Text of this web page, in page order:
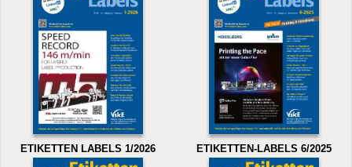
ETIKETTEN LABELS 1/2026 ETIKETTEN-LABELS 6/2025